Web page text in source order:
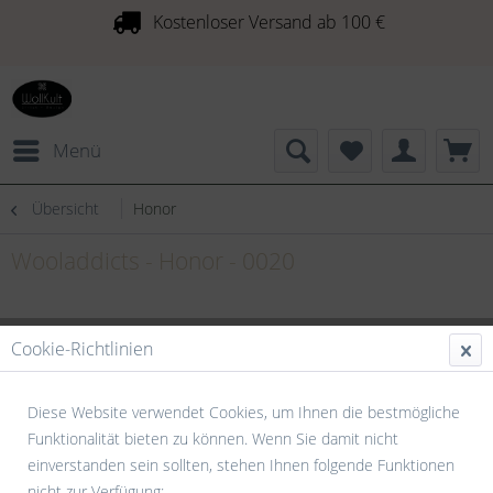
Kostenloser Versand ab 100 €
Menü
Übersicht Honor
Cookie-Richtlinien
Diese Website verwendet Cookies, um Ihnen die bestmögliche
Funktionalität bieten zu können. Wenn Sie damit nicht
einverstanden sein sollten, stehen Ihnen folgende Funktionen